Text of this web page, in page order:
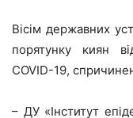
Вісім державних
порятунку киян
COVID-19,
– ДУ «Інститут